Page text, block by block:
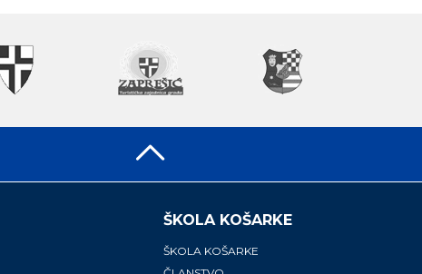
ŠKOLA KOŠARKE
ŠKOLA KOŠARKE